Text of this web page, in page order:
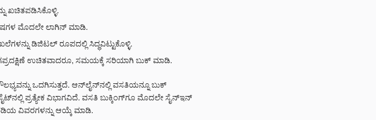
ಖಚಿತಪಡಿಸಿಕೊಳ್ಳಿ.
ಮೊದಲೇ ಲಾಗಿನ್ ಮಾಡಿ.
ಡಿಜಿಟಲ್ ರೂಪದಲ್ಲಿ ಸಿದ್ಧವಿಟ್ಟುಕೊಳ್ಳಿ.
ಉಚಿತವಾದರೂ, ಸಮಯಕ್ಕೆ ಸರಿಯಾಗಿ ಬುಕ್ ಮಾಡಿ.
ಒದಗಿಸುತ್ತದೆ. ಆನ್‌ಲೈನ್‌ನಲ್ಲಿ ವಸತಿಯನ್ನೂ ಬುಕ್
ಪ್ರತ್ಯೇಕ ವಿಭಾಗವಿದೆ. ವಸತಿ ಬುಕ್ಕಿಂಗ್‌ಗೂ ಮೊದಲೇ ಸೈನ್‌ಇನ್
ವಿವರಗಳನ್ನು ಆಯ್ಕೆ ಮಾಡಿ.